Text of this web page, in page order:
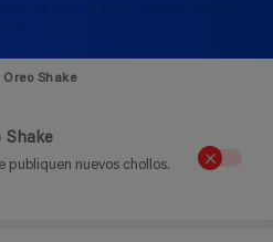
de Crema Sabor Vainilla 154g 20
Oreo Shake
Shake
publiquen nuevos chollos.